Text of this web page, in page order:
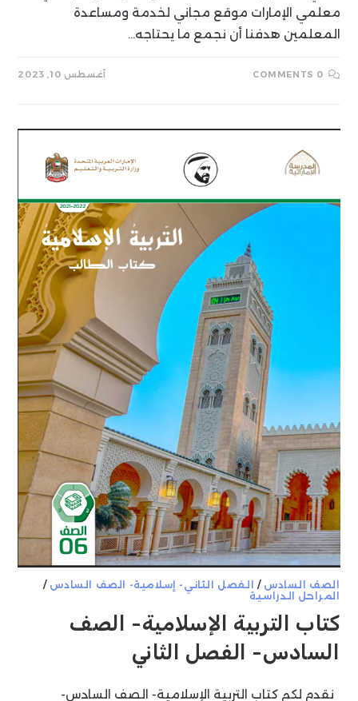
معلمي الإمارات موقع مجاني لخدمة ومساعدة
المعلمين هدفنا أن نجمع ما يحتاجه…
0 COMMENTS أغسطس 10, 2023
الصف السادس / الفصل الثاني- إسلامية- الصف السادس /
المراحل الدراسية
كتاب التربية الإسلامية- الصف
السادس- الفصل الثاني
نقدم لكم كتاب التربية الإسلامية- الصف السادس-